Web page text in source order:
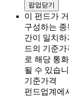
팝업닫기
이 펀드가
구성하는 종
간이 일치
드의 기준가
로 해당 통
될 수 있습
기준가격
펀드업계에